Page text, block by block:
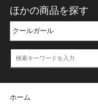
ほかの商品を探す
ホーム